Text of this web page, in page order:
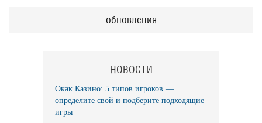
обновления
НОВОСТИ
Окак Казино: 5 типов игроков —
определите свой и подберите подходящие
игры